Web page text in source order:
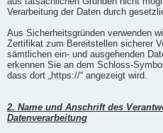
Verarbeitung der Daten durch
Aus Sicherheitsgründen verwenden
Zertifikat zum Bereitstellen sicherer
sämtlichen ein- und ausgehenden
erkennen Sie an dem Schloss-
dass dort „https://“ angezeigt wird.
2. Name und Anschrift des
Datenverarbeitung